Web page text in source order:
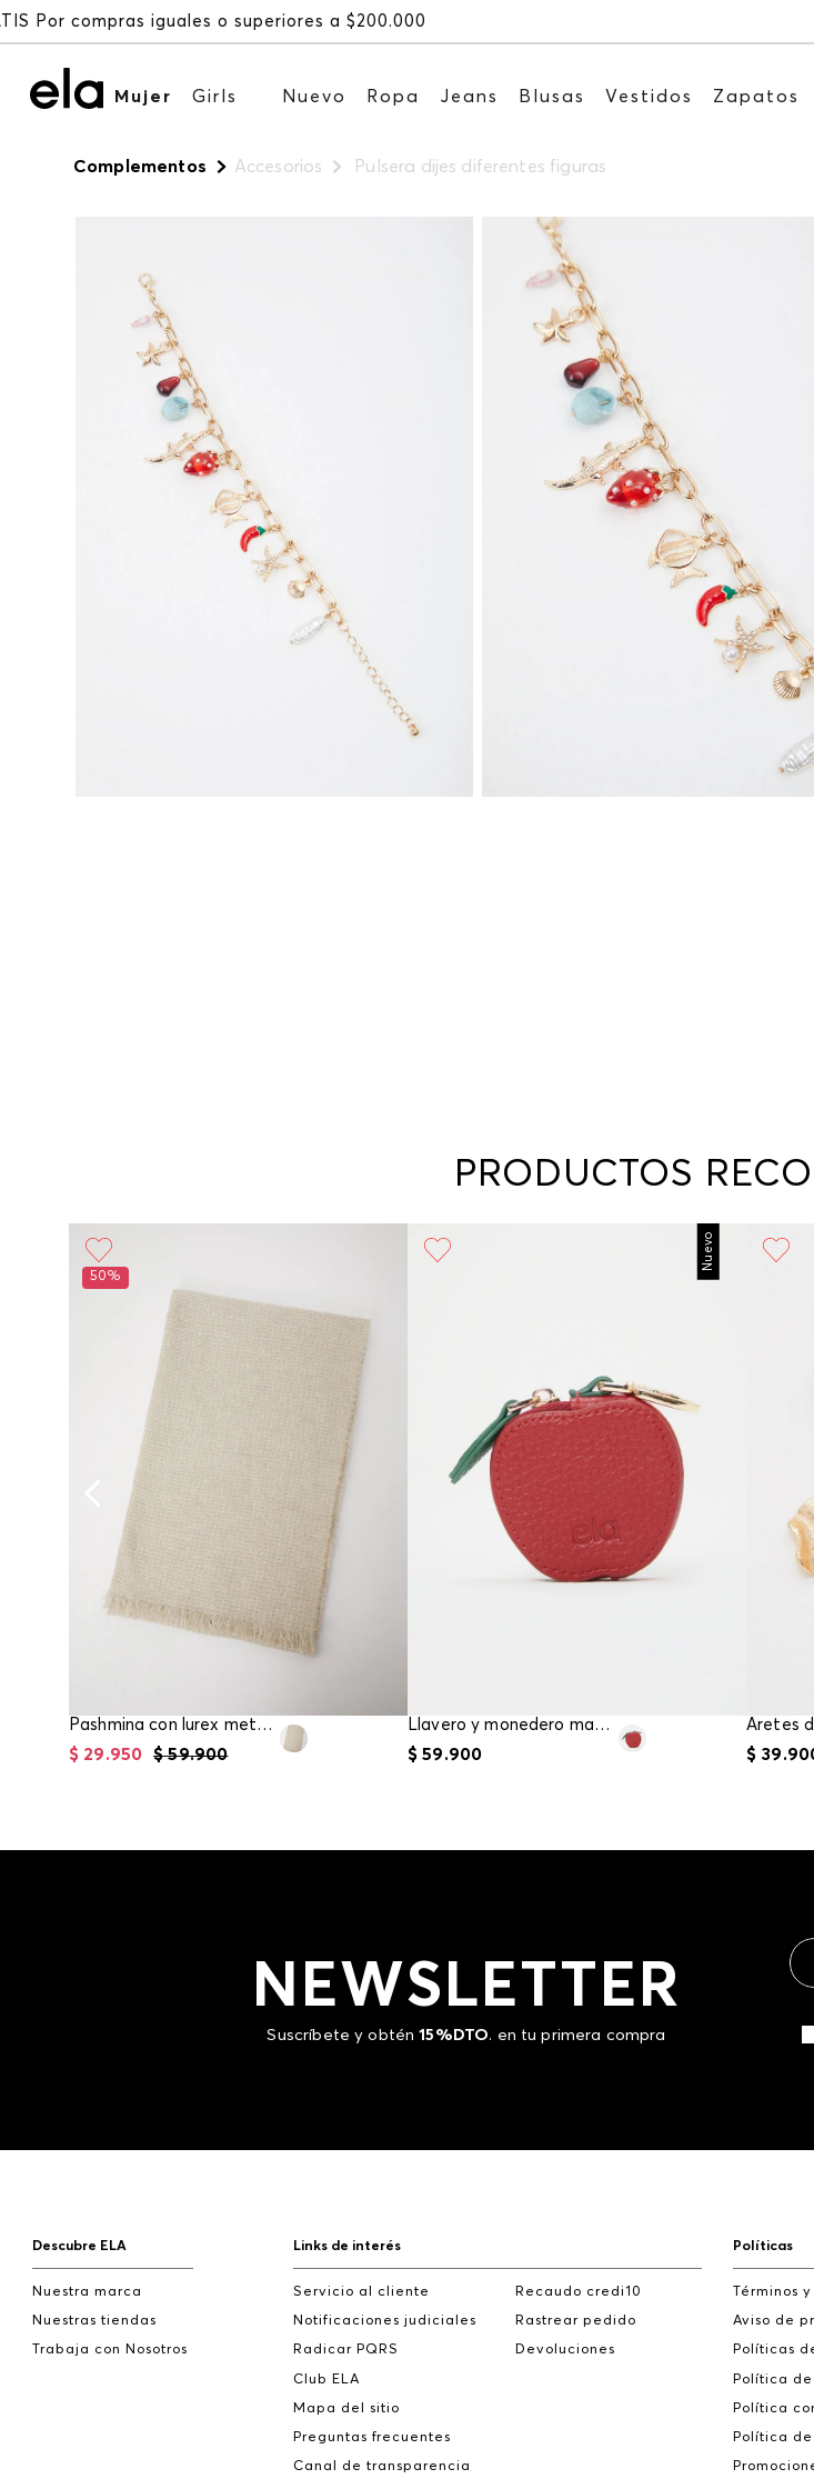
Mujer Girls Nuevo Ropa Jeans Blusas Vestidos Zapatos
Complementos Accesorios Pulsera dijes diferentes figuras
PRODUCTOS
50%
Pashmina con lurex metalizado con flecos
$ 59.900
$ 29.950
Nuevo
Llavero y monedero manzana
$ 59.900
Aretes
$ 39.
NEWSLETTER
Suscríbete y obtén15%DTO. en tu primera compra
Descubre ELA
Nuestra marca
Nuestras tiendas
Trabaja con Nosotros
Links de interés
Servicio al cliente
Notificaciones judiciales
Radicar PQRS
Club ELA
Mapa del sitio
Preguntas frecuentes
Canal de transparencia
Recaudo credi10
Rastrear pedido
Devoluciones
Políticas
Términos
Aviso de
Políticas
Política
Política
Política